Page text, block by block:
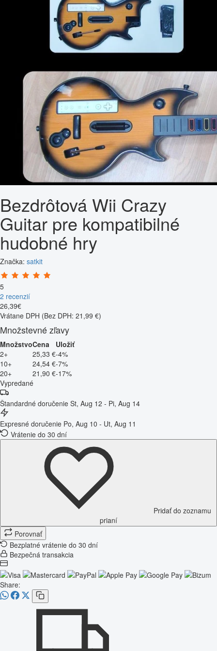
Bezdrôtová Wii Crazy
Guitar pre kompatibilné
hudobné hry
Značka: satkit
5
2 recenzií
26,39€
Vrátane DPH (Bez DPH: 21,99 €)
Množstevné zľavy
MnožstvoCena
Uložiť
2+
25,33 €-4%
10+
24,54 €-7%
20+
21,90 €-17%
Vypredané
Štandardné doručenie St, Aug 12 - Pi, Aug 14
Expresné doručenie Po, Aug 10 - Ut, Aug 11
Vrátenie do 30 dní
Pridať do zoznamu
prianí
Porovnať
Bezplatné vrátenie do 30 dní
Bezpečná transakcia
Share: